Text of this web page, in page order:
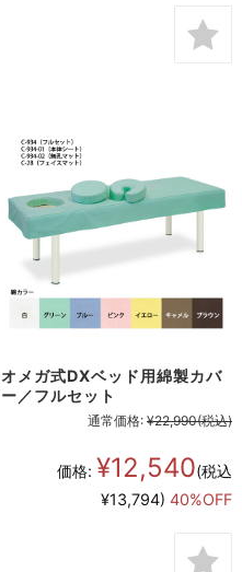
オメガ式DXベッド用綿製カバ
ー／フルセット
通常価格: ¥22,990(税込)
価格: ¥12,540(税込
¥13,794) 40%OFF